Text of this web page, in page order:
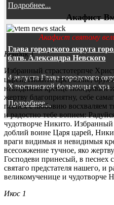
Подробнее...
Глава городского округа
блгв. Александра Невского
4 августа Глава городского
Хлюстинской больницы с
Подробнее...
Акафист
Акафист святому
Кондак 1
Избранный страстотерпче
царей, Никито преславне,
невидимыя крепце победивый
жертву благоприятну, себе
песнех с любовию восхваляем
и радостно тебе вопием:
чудотворче Никито. Избранный
доблий воине Царя царей,
враги видимыя и невидимыя
всесожжение тучное, яко
Господеви принесый, в песнех
святаго предстателя нашего, и
великомученице и чудотворче
Икос 1